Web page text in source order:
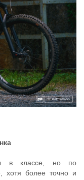
в классе, но по
хотя более точно и